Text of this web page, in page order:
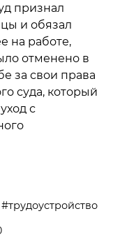
признал
и обязал
на работе,
отменено в
за свои права
суда, который
с
трудоустройство